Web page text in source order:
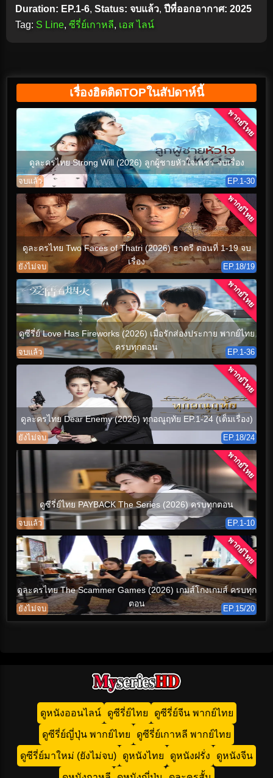
Duration: EP.1-6, Status: จบแล้ว, ปีที่ออกอากาศ: 2025
Tag: S Line, ซีรี่ย์เกาหลี, เอส ไลน์
เรื่องฮิตติดTOPในสัปดาห์นี้
ดูละครไทย Strong Will (2026) ลูกผู้ชายหัวใจเพชร จบเรื่อง
จบแล้ว EP.1-30
พากย์ไทย
ดูละครไทย Two Faces of Thatri (2026) ธาตรี ตอนที่ 1-19 จบ
เรื่อง
ยังไม่จบ EP.18/19
พากย์ไทย
ดูซีรี่ย์ Love Has Fireworks (2026) เมื่อรักส่องประกาย พากย์ไทย
ครบทุกตอน
จบแล้ว EP.1-36
พากย์ไทย
ดูละครไทย Dear Enemy (2026) ทุกอณูฤทัย EP.1-24 (เต็มเรื่อง)
ยังไม่จบ EP.18/24
พากย์ไทย
ดูซีรี่ย์ไทย PAYBACK The Series (2026) ครบทุกตอน
จบแล้ว EP.1-10
พากย์ไทย
ดูละครไทย The Scammer Games (2026) เกมส์โกงเกมส์ ครบทุก
ตอน
ยังไม่จบ EP.15/20
พากย์ไทย
ดูหนังออนไลน์ ดูซีรี่ย์ไทย ดูซีรี่ย์จีน พากย์ไทย
ดูซีรี่ย์ญี่ปุ่น พากย์ไทย ดูซีรี่ย์เกาหลี พากย์ไทย
ดูซีรี่ย์มาใหม่ (ยังไม่จบ) ดูหนังไทย ดูหนังฝรั่ง ดูหนังจีน